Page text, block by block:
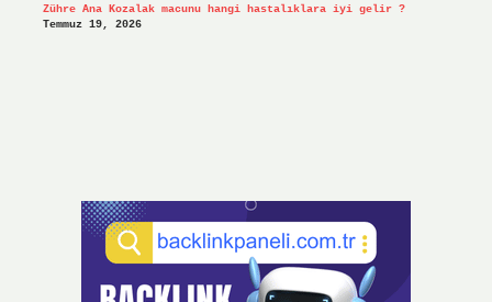
Zühre Ana Kozalak macunu hangi hastalıklara iyi gelir ?
Temmuz 19, 2026